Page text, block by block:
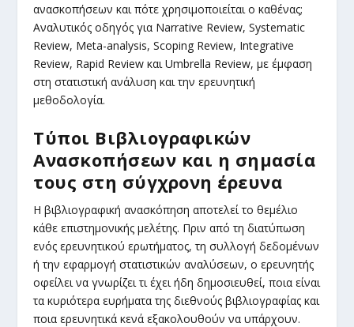
ανασκοπήσεων και πότε χρησιμοποιείται ο καθένας;
Αναλυτικός οδηγός για Narrative Review, Systematic
Review, Meta-analysis, Scoping Review, Integrative
Review, Rapid Review και Umbrella Review, με έμφαση
στη στατιστική ανάλυση και την ερευνητική
μεθοδολογία.
Τύποι Βιβλιογραφικών
Ανασκοπήσεων και η σημασία
τους στη σύγχρονη έρευνα
Η βιβλιογραφική ανασκόπηση αποτελεί το θεμέλιο
κάθε επιστημονικής μελέτης. Πριν από τη διατύπωση
ενός ερευνητικού ερωτήματος, τη συλλογή δεδομένων
ή την εφαρμογή στατιστικών αναλύσεων, ο ερευνητής
οφείλει να γνωρίζει τι έχει ήδη δημοσιευθεί, ποια είναι
τα κυριότερα ευρήματα της διεθνούς βιβλιογραφίας και
ποια ερευνητικά κενά εξακολουθούν να υπάρχουν.